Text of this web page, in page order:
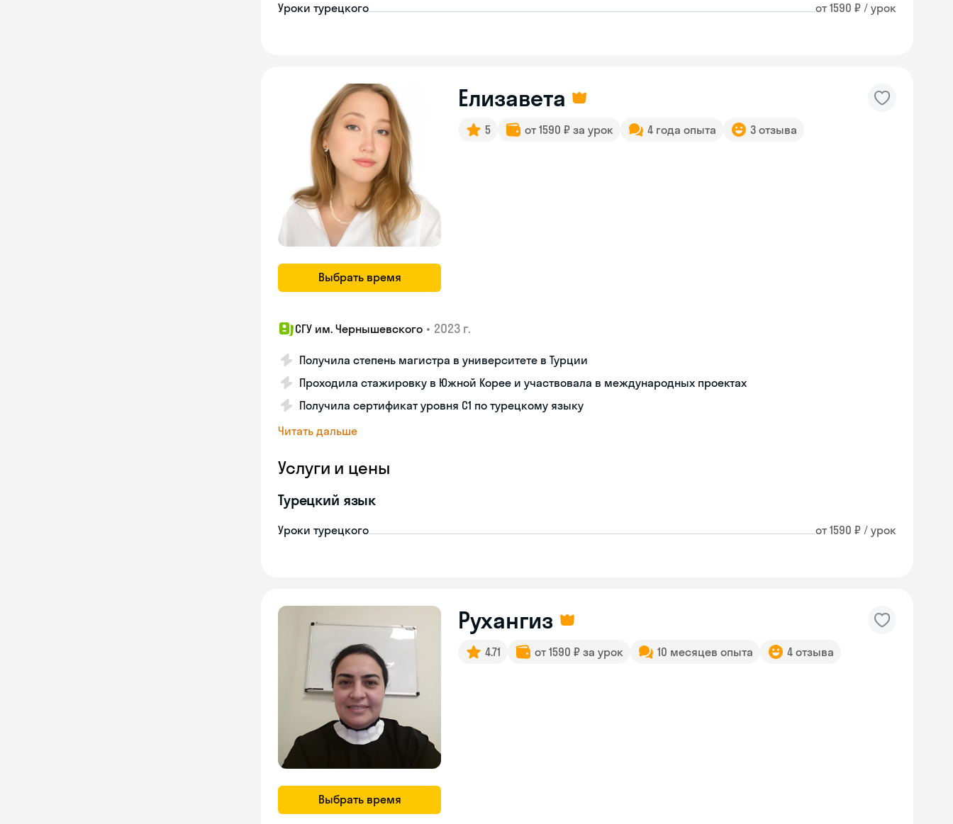
Уроки турецкого от 1590 ₽ / урок
Выбрать время
Елизавета
5 от 1590 ₽ за урок 4 года опыта 3 отзыва
СГУ им. Чернышевского • 2023 г.
Получила степень магистра в университете в Турции
Проходила стажировку в Южной Корее и участвовала в международных проектах
Получила сертификат уровня C1 по турецкому языку
Читать дальше
Услуги и цены
Турецкий язык
Уроки турецкого от 1590 ₽ / урок
Выбрать время
Рухангиз
4.71 от 1590 ₽ за урок 10 месяцев опыта 4 отзыва